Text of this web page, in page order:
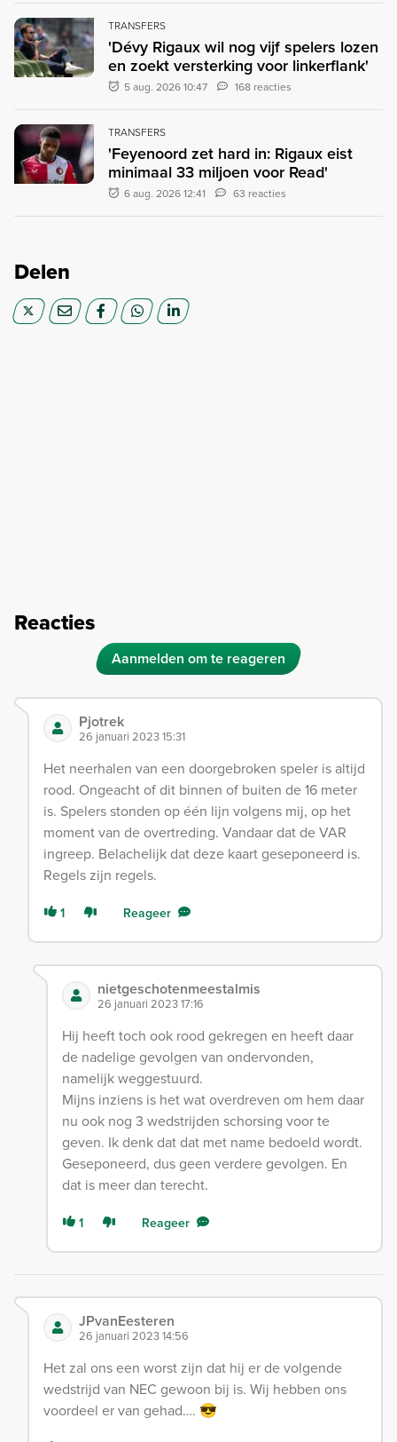
TRANSFERS
'Dévy Rigaux wil nog vijf spelers lozen
en zoekt versterking voor linkerflank'
5 aug. 2026 10:47 168 reacties
TRANSFERS
'Feyenoord zet hard in: Rigaux eist
minimaal 33 miljoen voor Read'
6 aug. 2026 12:41 63 reacties
Delen
Reacties
Aanmelden om te reageren
Pjotrek
26 januari 2023 15:31
Het neerhalen van een doorgebroken speler is altijd
rood. Ongeacht of dit binnen of buiten de 16 meter
is. Spelers stonden op één lijn volgens mij, op het
moment van de overtreding. Vandaar dat de VAR
ingreep. Belachelijk dat deze kaart geseponeerd is.
Regels zijn regels.
1 Reageer
nietgeschotenmeestalmis
26 januari 2023 17:16
Hij heeft toch ook rood gekregen en heeft daar
de nadelige gevolgen van ondervonden,
namelijk weggestuurd.
Mijns inziens is het wat overdreven om hem daar
nu ook nog 3 wedstrijden schorsing voor te
geven. Ik denk dat dat met name bedoeld wordt.
Geseponeerd, dus geen verdere gevolgen. En
dat is meer dan terecht.
1 Reageer
JPvanEesteren
26 januari 2023 14:56
Het zal ons een worst zijn dat hij er de volgende
wedstrijd van NEC gewoon bij is. Wij hebben ons
voordeel er van gehad…. 😎